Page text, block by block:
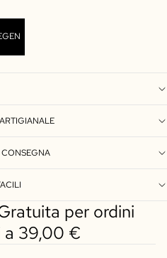
CONSEGNA
per ordini
a 39,00 €